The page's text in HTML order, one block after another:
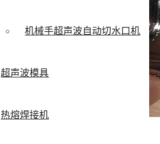
机械手超声波自动切水口机
超声波模具
热熔焊接机